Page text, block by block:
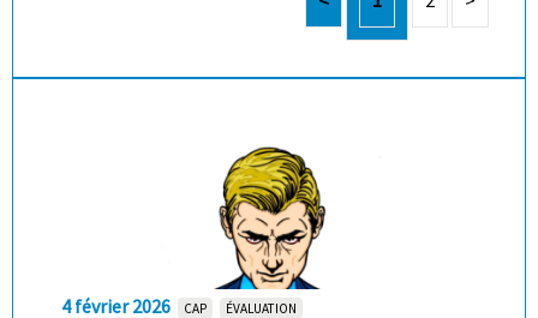
4 février 2026 CAP ÉVALUATION